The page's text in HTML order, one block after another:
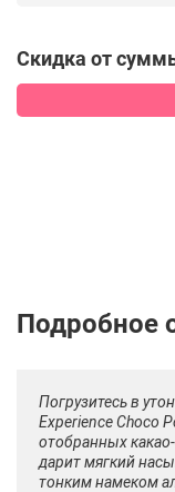
Скидка от
Описание
Погрузитесь в
Experience Choco
отобранных
дарит мягкий
тонким намеком